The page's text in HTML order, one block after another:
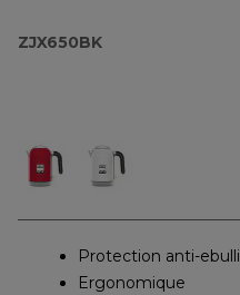
ZJX650BK
Protection anti-
Ergonomique